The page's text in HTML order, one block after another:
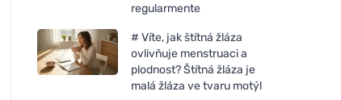
regularmente
# Víte, jak štítná žláza
ovlivňuje menstruaci a
plodnost? Štítná žláza je
malá žláza ve tvaru motýl